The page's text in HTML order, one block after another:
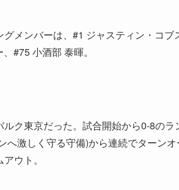
メンバーは、#1 ジャスティン・コ
#75 小酒部 泰暉。
ク東京だった。試合開始から0-8の
へ激しく守る守備)から連続でターン
ウト。